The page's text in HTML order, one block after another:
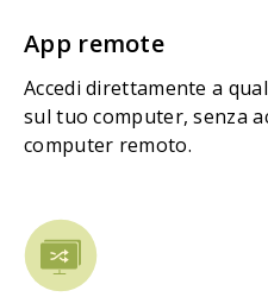
App remote
Accedi direttamente a
sul tuo computer, senza
computer remoto.